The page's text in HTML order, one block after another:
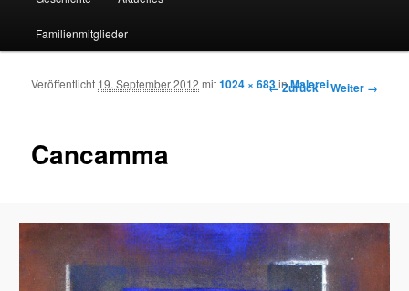
Familienmitglieder
Bilder-Navigation
← Zurück Weiter →
Cancamma
Veröffentlicht 19. September 2012 mit1024 × 683inMalerei